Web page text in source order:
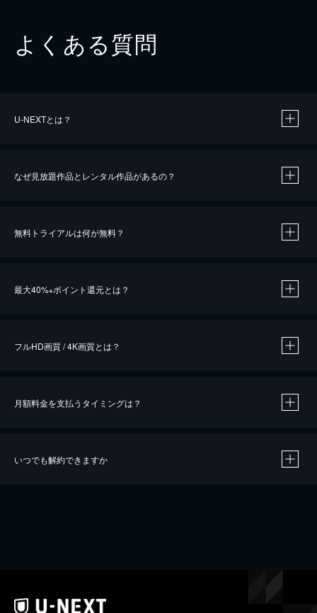
よくある質問
U-NEXTとは？
なぜ見放題作品とレンタル作品があるの？
無料トライアルは何が無料？
最大40%※ポイント還元とは？
※40％ポイント還元の対象は、クレジットカード決済による作品の購入 / レンタルです。
フルHD画質 / 4K画質とは？
月額料金を支払うタイミングは？
いつでも解約できますか